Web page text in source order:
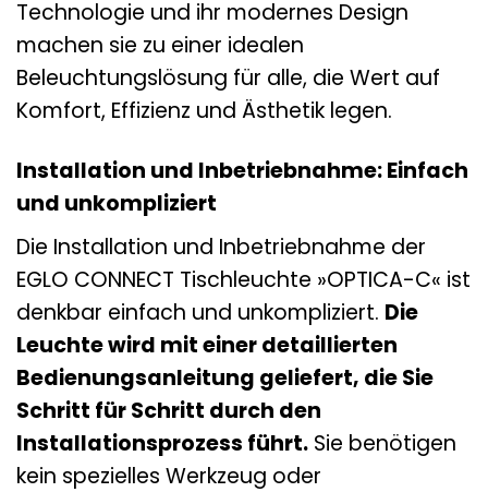
Technologie und ihr modernes Design
machen sie zu einer idealen
Beleuchtungslösung für alle, die Wert auf
Komfort, Effizienz und Ästhetik legen.
Installation und Inbetriebnahme: Einfach
und unkompliziert
Die Installation und Inbetriebnahme der
EGLO CONNECT Tischleuchte »OPTICA-C« ist
denkbar einfach und unkompliziert. Die
Leuchte wird mit einer detaillierten
Bedienungsanleitung geliefert, die Sie
Schritt für Schritt durch den
Installationsprozess führt. Sie benötigen
kein spezielles Werkzeug oder